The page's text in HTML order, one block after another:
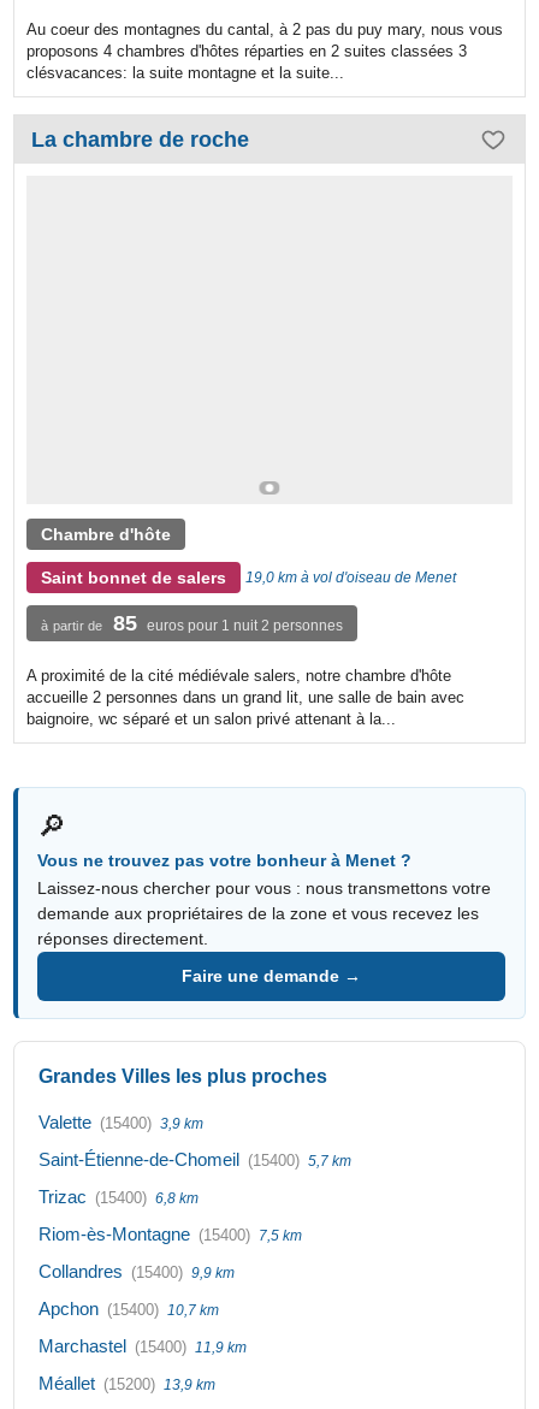
Au coeur des montagnes du cantal, à 2 pas du puy mary, nous vous
proposons 4 chambres d'hôtes réparties en 2 suites classées 3
clésvacances: la suite montagne et la suite...
La chambre de roche
Chambre d'hôte
Saint bonnet de salers 19,0 km à vol d'oiseau de Menet
à partir de 85 euros pour 1 nuit 2 personnes
A proximité de la cité médiévale salers, notre chambre d'hôte
accueille 2 personnes dans un grand lit, une salle de bain avec
baignoire, wc séparé et un salon privé attenant à la...
🔎
Vous ne trouvez pas votre bonheur à Menet ?
Laissez-nous chercher pour vous : nous transmettons votre
demande aux propriétaires de la zone et vous recevez les
réponses directement.
Faire une demande →
Grandes Villes les plus proches
Valette (15400) 3,9 km
Saint-Étienne-de-Chomeil (15400) 5,7 km
Trizac (15400) 6,8 km
Riom-ès-Montagne (15400) 7,5 km
Collandres (15400) 9,9 km
Apchon (15400) 10,7 km
Marchastel (15400) 11,9 km
Méallet (15200) 13,9 km